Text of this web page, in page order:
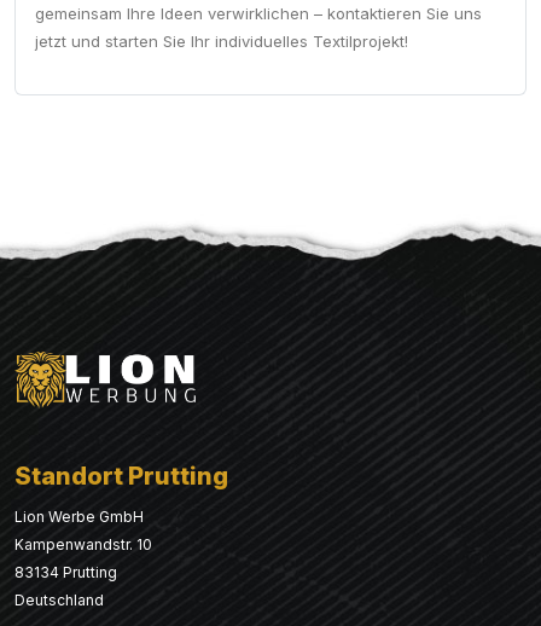
gemeinsam Ihre Ideen verwirklichen – kontaktieren Sie uns
jetzt und starten Sie Ihr individuelles Textilprojekt!
Standort Prutting
Lion Werbe GmbH
Kampenwandstr. 10
83134 Prutting
Deutschland